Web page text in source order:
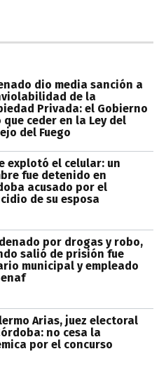
dio media sanción a
de la
Privada: el Gobierno
que ceder en la Ley del
del Fuego
explotó el celular: un
fue detenido en
acusado por el
de su esposa
por drogas y robo,
salió de prisión fue
municipal y empleado
Arias, juez electoral
no cesa la
por el concurso